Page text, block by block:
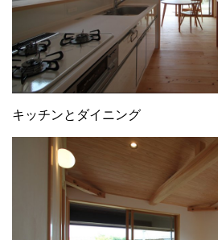
キッチンとダイニング